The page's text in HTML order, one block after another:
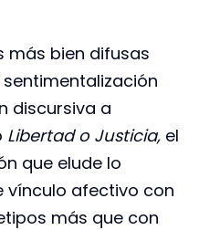
más bien difusas
discursiva a
Libertad o Justicia, el
que elude lo
vínculo afectivo con
más que con